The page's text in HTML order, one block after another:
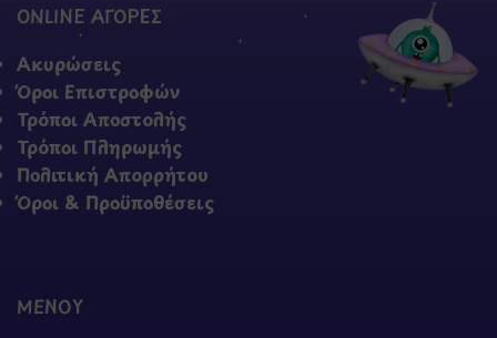
ONLINE ΑΓΟΡΕΣ
Ακυρώσεις
Όροι Επιστροφών
Τρόποι Αποστολής
Τρόποι Πληρωμής
Πολιτική Απορρήτου
Όροι & Προϋποθέσεις
ΜΕΝΟΥ